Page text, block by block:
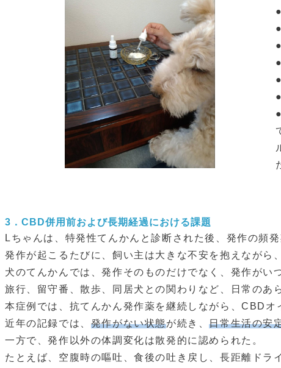
3． CBD併用前および長期経過における課題
Lちゃんは、特発性てんかんと診断された後、発作の頻発
発作が起こるたびに、飼い主は大きな不安を抱えながら
犬のてんかんでは、発作そのものだけでなく、発作がい
旅行、留守番、散歩、同居犬との関わりなど、日常のあ
本症例では、抗てんかん発作薬を継続しながら、CBDオ
近年の記録では、 発作がない状態が続き、日常生活の安
一方で、発作以外の体調変化は散発的に認められた。
たとえば、空腹時の嘔吐、食後の吐き戻し、長距離ドラ